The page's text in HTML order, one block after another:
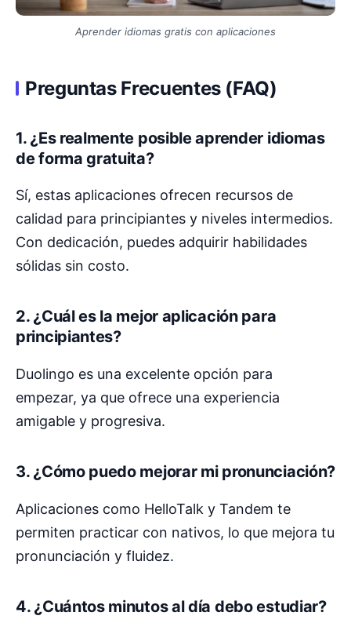
Aprender idiomas gratis con aplicaciones
Preguntas Frecuentes (FAQ)
1. ¿Es realmente posible aprender idiomas
de forma gratuita?
Sí, estas aplicaciones ofrecen recursos de
calidad para principiantes y niveles intermedios.
Con dedicación, puedes adquirir habilidades
sólidas sin costo.
2. ¿Cuál es la mejor aplicación para
principiantes?
Duolingo es una excelente opción para
empezar, ya que ofrece una experiencia
amigable y progresiva.
3. ¿Cómo puedo mejorar mi pronunciación?
Aplicaciones como HelloTalk y Tandem te
permiten practicar con nativos, lo que mejora tu
pronunciación y fluidez.
4. ¿Cuántos minutos al día debo estudiar?